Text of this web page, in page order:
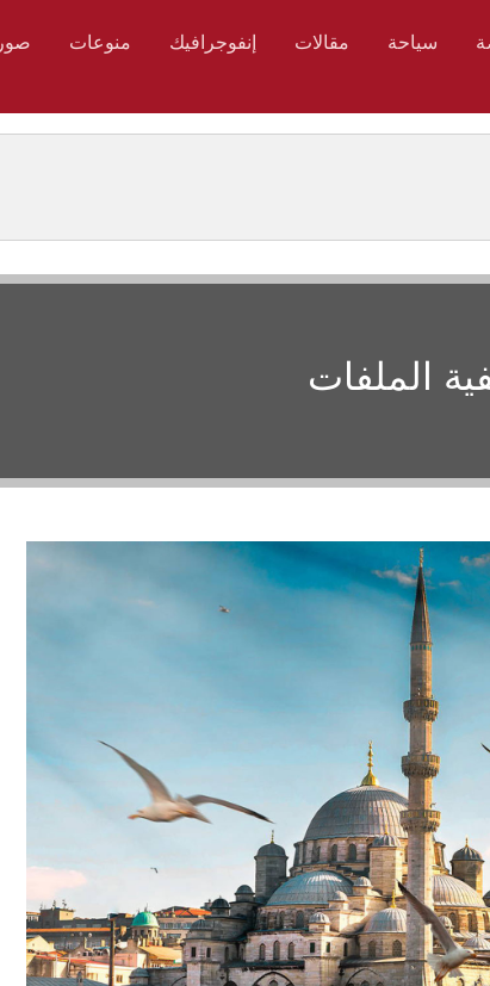
سياحة مقالات إنفوجرافيك منوعات صور
الملفات